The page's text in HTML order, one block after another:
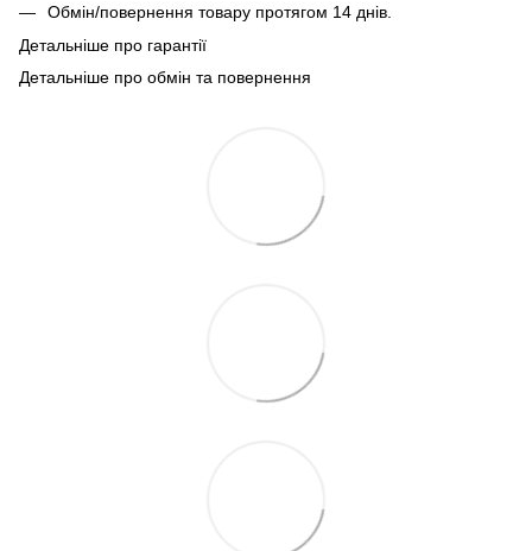
Обмін/повернення товару протягом 14 днів.
Детальніше про гарантії
Детальніше про обмін та повернення